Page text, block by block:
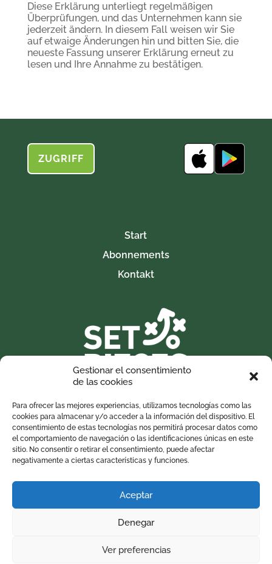
Gestionar el consentimiento
de las cookies
Para ofrecer las mejores experiencias, utilizamos tecnologías como las
cookies para almacenar y/o acceder a la información del dispositivo. El
consentimiento de estas tecnologías nos permitirá procesar datos como
el comportamiento de navegación o las identificaciones únicas en este
sitio. No consentir o retirar el consentimiento, puede afectar
negativamente a ciertas características y funciones.
Aceptar
Denegar
Ver preferencias
Diese Erklärung unterliegt regelmäßigen
Überprüfungen, und das Unternehmen kann sie
jederzeit ändern. In diesem Fall weisen wir Sie
auf etwaige Änderungen hin und bitten Sie, die
neueste Fassung unserer Erklärung erneut zu
lesen und Ihre Annahme zu bestätigen.
ZUGRIFF
Start
Abonnements
Kontakt
Rechtlicher Hinweis
Abonnementrichtlinie